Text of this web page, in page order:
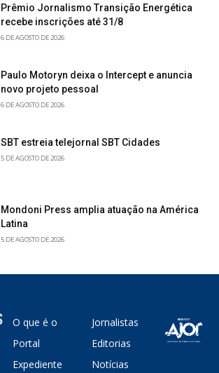
Prêmio Jornalismo Transição Energética
recebe inscrições até 31/8
6 DE AGOSTO DE 2026
Paulo Motoryn deixa o Intercept e anuncia
novo projeto pessoal
6 DE AGOSTO DE 2026
SBT estreia telejornal SBT Cidades
5 DE AGOSTO DE 2026
Mondoni Press amplia atuação na América
Latina
5 DE AGOSTO DE 2026
O que é o
Portal
Expediente
Jornalistas
Editorias
Notícias